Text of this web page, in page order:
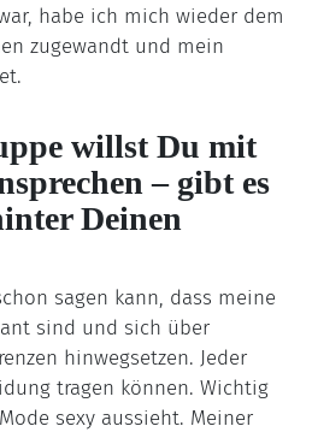
habe ich mich wieder dem
zugewandt und mein
willst Du mit
– gibt es
Deinen
sagen kann, dass meine
sind und sich über
hinwegsetzen. Jeder
tragen können. Wichtig
sexy aussieht. Meiner